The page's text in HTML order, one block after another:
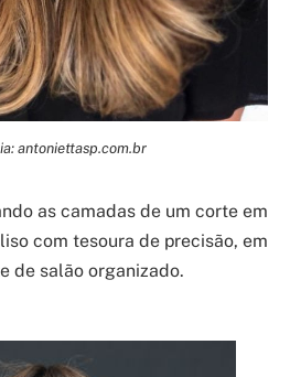
antoniettasp.com.br
as camadas de um corte em
com tesoura de precisão, em
de salão organizado.